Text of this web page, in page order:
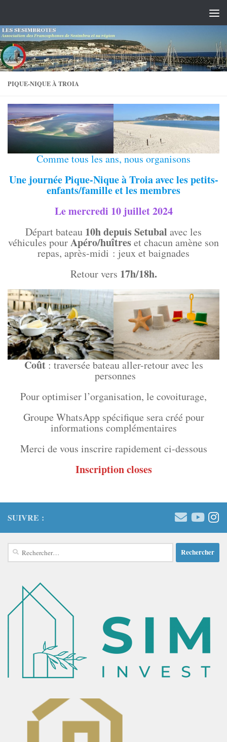
PIQUE-NIQUE À TROIA
Comme tous les ans, nous organisons
Une journée Pique-Nique à Troia avec les petits-
enfants/famille et les membres
Le mercredi 10 juillet2024
Départ bateau 10h depuis Setubal avec les
véhicules pourApéro/huîtreset chacun amène son
repas, après-midi : jeux et baignades
Retour vers 17h/18h.
Coût: traversée bateau aller-retour avec les
personnes
Pour optimiser l’organisation, le covoiturage,
Groupe WhatsApp spécifique sera créé pour
informations complémentaires
Merci de vous inscrire rapidement ci-dessous
Inscription closes
SUIVRE :
Rechercher :